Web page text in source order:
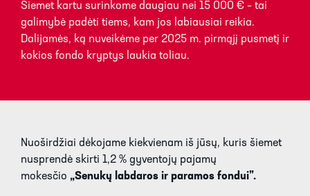
Šiemet kartu surinkome daugiau nei 15 000 € – tai
galimybė padėti tiems, kam jos labiausiai reikia.
Dalijamės, ką nuveikėme per 2025 m. pirmąjį pusmetį ir
kokios fondo kryptys laukia toliau.
Nuoširdžiai dėkojame kiekvienam iš jūsų, kuris šiemet
nusprendė skirti 1,2 % gyventojų pajamų
mokesčio „Senukų labdaros ir paramos fondui”.